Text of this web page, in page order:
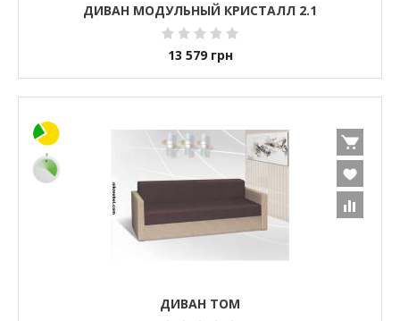
ДИВАН МОДУЛЬНЫЙ КРИСТАЛЛ 2.1
13 579 грн
ДИВАН ТОМ